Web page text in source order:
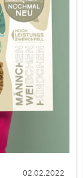
02.02.2022